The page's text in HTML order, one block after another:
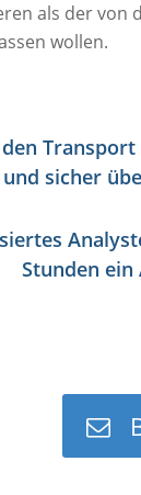
als der
wollen.
und sicher
Stunden ein